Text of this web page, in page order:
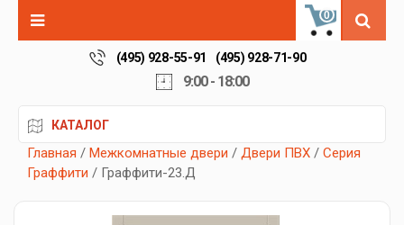
0
(495) 928-55-91 (495) 928-71-90
9:00 - 18:00
КАТАЛОГ
Главная / Межкомнатные двери / Двери ПВХ / Серия
Граффити / Граффити-23.Д